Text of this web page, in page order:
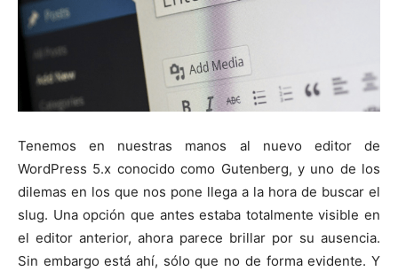
Tenemos en nuestras manos al nuevo editor de
WordPress 5.x conocido como Gutenberg, y uno de los
dilemas en los que nos pone llega a la hora de buscar el
slug. Una opción que antes estaba totalmente visible en
el editor anterior, ahora parece brillar por su ausencia.
Sin embargo está ahí, sólo que no de forma evidente. Y